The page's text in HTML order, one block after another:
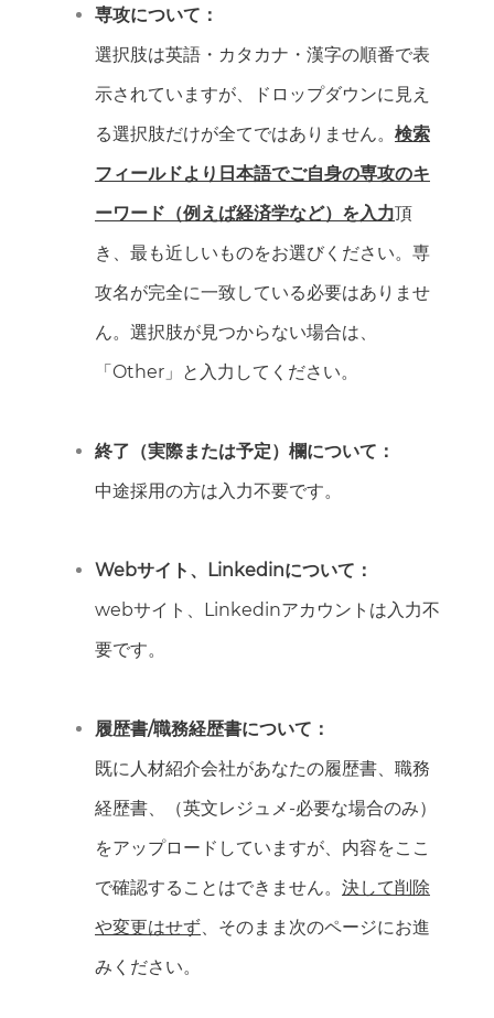
専攻について：
選択肢は英語・カタカナ・漢字の順番で表
示されていますが、ドロップダウンに見え
る選択肢だけが全てではありません。 検索
フィールドより日本語でご自身の専攻のキ
ーワード（例えば経済学など）を入力頂
き、最も近しいものをお選びください。専
攻名が完全に一致している必要はありませ
ん。選択肢が見つからない場合は、
「Other」と入力してください。
終了（実際または予定）欄について：
中途採用の方は入力不要です。
Webサイト、Linkedinについて：
webサイト、Linkedinアカウントは入力不
要です。
履歴書/職務経歴書について：
既に人材紹介会社があなたの履歴書、職務
経歴書、（英文レジュメ-必要な場合のみ）
をアップロードしていますが、内容をここ
で確認することはできません。 決して削除
や変更はせず 、そのまま次のページにお進
みください。